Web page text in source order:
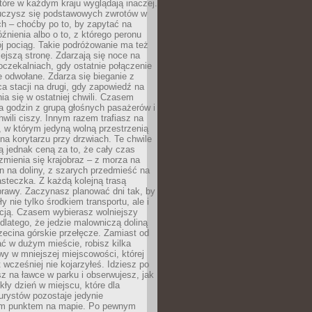
w każdym kraju wyglądają inaczej.
się podstawowych zwrotów w
– choćby po to, by zapytać na
albo o to, z którego peronu
pociąg. Takie podróżowanie ma też
stronę. Zdarzają się noce na
gdy ostatnie połączenie
odwołane. Zdarza się bieganie z
stacji na drugi, gdy zapowiedź na
się w ostatniej chwili. Czasem
godzin z grupą głośnych pasażerów i
ciszy. Innym razem trafiasz na
w którym jedyną wolną przestrzenią
korytarzu przy drzwiach. Te chwile
jednak ceną za to, że cały czas
się krajobraz – z morza na
na doliny, z szarych przedmieść na
Z każdą kolejną trasą
Zaczynasz planować dni tak, by
nie tylko środkiem transportu, ale i
Czasem wybierasz wolniejszy
że jedzie malowniczą doliną
górskie przełęcze. Zamiast od
w dużym mieście, robisz kilka
w mniejszej miejscowości, której
wcześniej nie kojarzyłeś. Idziesz po
na ławce w parku i obserwujesz, jak
dzień w miejscu, które dla
pozostaje jedynie
punktem na mapie. Po pewnym